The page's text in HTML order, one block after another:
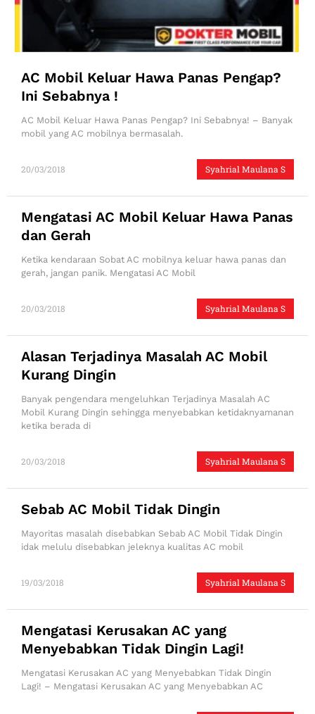
AC Mobil Keluar Hawa Panas Pengap?
Ini Sebabnya !
Syahrial Maulana S
20/03/2018
AC Mobil Keluar Hawa Panas Pengap? Ini Sebabnya! – Banyak
mobil yang AC mobilnya bermasalah.
Mengatasi AC Mobil Keluar Hawa Panas
dan Gerah
Syahrial Maulana S
20/03/2018
Ketika kendaraan Sobat AC mobilnya keluar hawa panas dan
gerah, jangan panik. Mengatasi AC Mobil
Alasan Terjadinya Masalah AC Mobil
Kurang Dingin
Syahrial Maulana S
20/03/2018
Banyak pengendara mengeluhkan Terjadinya Masalah AC
Mobil Kurang Dingin sehingga menyebabkan ketidaknyamanan
ketika berada di
Sebab AC Mobil Tidak Dingin
Syahrial Maulana S
19/03/2018
Mayoritas masalah disebabkan Sebab AC Mobil Tidak Dingin
idak melulu disebabkan jeleknya kualitas AC mobil
Mengatasi Kerusakan AC yang
Menyebabkan Tidak Dingin Lagi!
Mengatasi Kerusakan AC yang Menyebabkan Tidak Dingin
Lagi! – Mengatasi Kerusakan AC yang Menyebabkan AC